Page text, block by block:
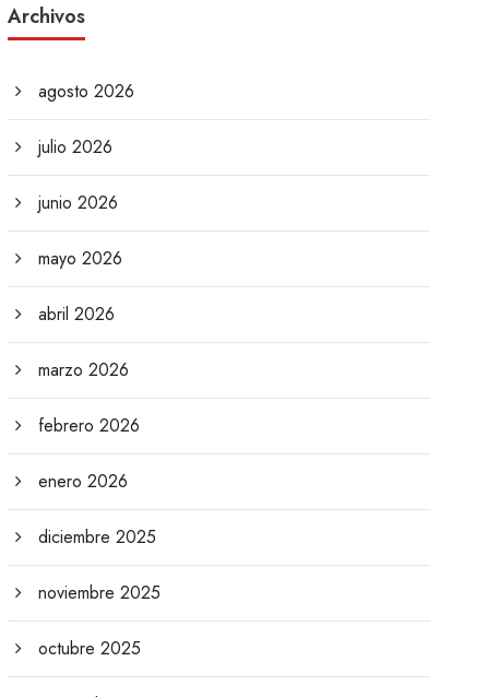
Archivos
agosto 2026
julio 2026
junio 2026
mayo 2026
abril 2026
marzo 2026
febrero 2026
enero 2026
diciembre 2025
noviembre 2025
octubre 2025